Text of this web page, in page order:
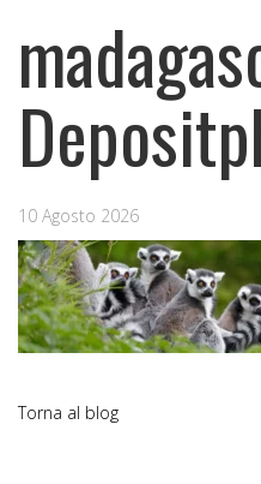
10 Agosto 2026
Torna al blog